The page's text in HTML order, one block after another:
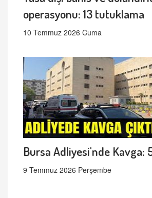
operasyonu: 13 tutuklama
10 Temmuz 2026 Cuma
Bursa Adliyesi'nde Kavga:
9 Temmuz 2026 Perşembe